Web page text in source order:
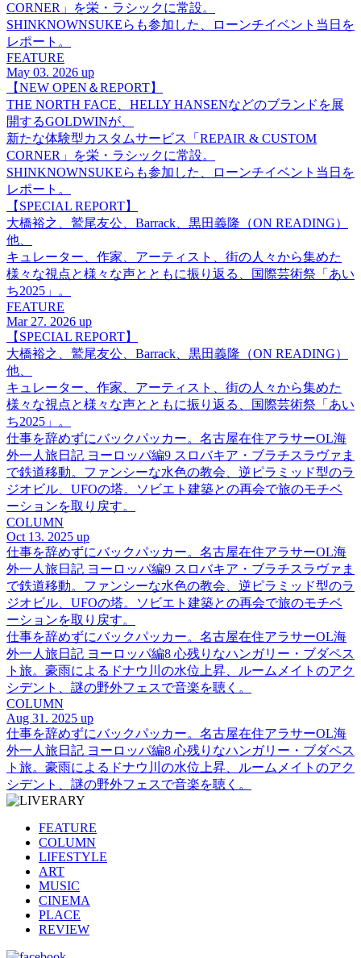
CORNER」を栄・ラシックに常設。
SHINKNOWNSUKEらも参加した、ローンチイベント当日を
レポート。
FEATURE
May 03. 2026 up
【NEW OPEN＆REPORT】
THE NORTH FACE、HELLY HANSENなどのブランドを展
開するGOLDWINが、
新たな体験型カスタムサービス「REPAIR & CUSTOM
CORNER」を栄・ラシックに常設。
SHINKNOWNSUKEらも参加した、ローンチイベント当日を
レポート。
【SPECIAL REPORT】
大橋裕之、鷲尾友公、Barrack、黒田義隆（ON READING）
他、
キュレーター、作家、アーティスト、街の人々から集めた
様々な視点と様々な声とともに振り返る、国際芸術祭「あい
ち2025」。
FEATURE
Mar 27. 2026 up
【SPECIAL REPORT】
大橋裕之、鷲尾友公、Barrack、黒田義隆（ON READING）
他、
キュレーター、作家、アーティスト、街の人々から集めた
様々な視点と様々な声とともに振り返る、国際芸術祭「あい
ち2025」。
仕事を辞めずにバックパッカー。名古屋在住アラサーOL海
外一人旅日記 ヨーロッパ編9 スロバキア・ブラチスラヴァま
で鉄道移動。ファンシーな水色の教会、逆ピラミッド型のラ
ジオビル、UFOの塔。ソビエト建築との再会で旅のモチベ
ーションを取り戻す。
COLUMN
Oct 13. 2025 up
仕事を辞めずにバックパッカー。名古屋在住アラサーOL海
外一人旅日記 ヨーロッパ編9 スロバキア・ブラチスラヴァま
で鉄道移動。ファンシーな水色の教会、逆ピラミッド型のラ
ジオビル、UFOの塔。ソビエト建築との再会で旅のモチベ
ーションを取り戻す。
仕事を辞めずにバックパッカー。名古屋在住アラサーOL海
外一人旅日記 ヨーロッパ編8 心残りなハンガリー・ブダペス
ト旅。豪雨によるドナウ川の水位上昇、ルームメイトのアク
シデント、謎の野外フェスで音楽を聴く。
COLUMN
Aug 31. 2025 up
仕事を辞めずにバックパッカー。名古屋在住アラサーOL海
外一人旅日記 ヨーロッパ編8 心残りなハンガリー・ブダペス
ト旅。豪雨によるドナウ川の水位上昇、ルームメイトのアク
シデント、謎の野外フェスで音楽を聴く。
FEATURE
COLUMN
LIFESTYLE
ART
MUSIC
CINEMA
PLACE
REVIEW